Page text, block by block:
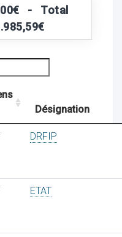
- Total
Désignation
DRFIP
ETAT